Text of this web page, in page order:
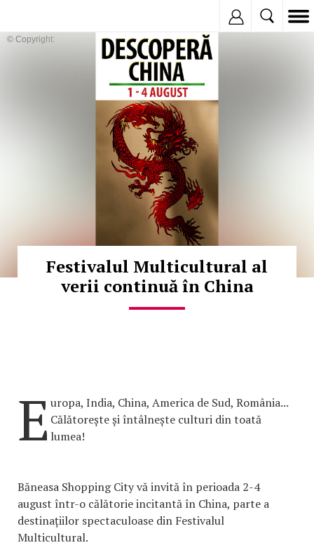
© Copyright:
Festivalul Multicultural al
verii continuă în China
E uropa, India, China, America de Sud, România...
Călătorește și întâlnește culturi din toată
lumea!
Băneasa Shopping City vă invită în perioada 2-4
august într-o călătorie incitantă în China, parte a
destinațiilor spectaculoase din Festivalul
Multicultural.